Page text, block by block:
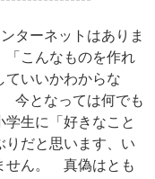
ターネットはありま
「こんなものを作れ
ていいかわからな
今となっては何でも
生に「好きなこと
りだと思います、い
せん。 真偽はとも